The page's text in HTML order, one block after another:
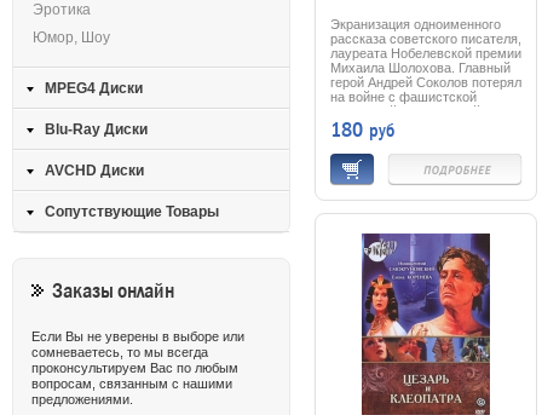
Экранизация одноименного
рассказа советского писателя,
лауреата Нобелевской премии
Михаила Шолохова. Главный
герой Андрей Соколов потерял
на войне с фашистской
Германией жену и детей,
пережил ужасы фашистского
концлагеря. После
освобождения из плена
Андрей Соколов дошел с
советскими войсками до
самого Берлина. Но судьба
продолжала испытывать его: в
гибели своего сына Анатолия.
И, тем не менее, потеряв,
казалось бы, все, он не
утратил в себе человека и
сумел стать отцом мальчику-
сироте. Крупнейший русский
кинорежиссер и актер Сергей
Бондарчук сам сыграл
главную роль в своем фильме
- гимне человеческому духу и
вере в жизнь...
180 руб
Эротика
Юмор, Шоу
MPEG4 Диски
Blu-Ray Диски
AVCHD Диски
Сопутствующие Товары
Заказы онлайн
Если Вы не уверены в выборе или
сомневаетесь, то мы всегда
проконсультируем Вас по любым
вопросам, связанным с нашими
предложениями.